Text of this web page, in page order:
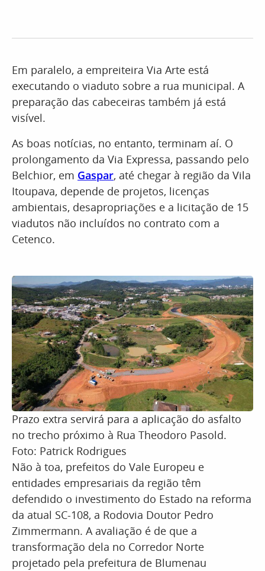
Em paralelo, a empreiteira Via Arte está
executando o viaduto sobre a rua municipal. A
preparação das cabeceiras também já está
visível.
As boas notícias, no entanto, terminam aí. O
prolongamento da Via Expressa, passando pelo
Belchior, em Gaspar, até chegar à região da Vila
Itoupava, depende de projetos, licenças
ambientais, desapropriações e a licitação de 15
viadutos não incluídos no contrato com a
Cetenco.
Prazo extra servirá para a aplicação do asfalto
no trecho próximo à Rua Theodoro Pasold.
Foto: Patrick Rodrigues
Não à toa, prefeitos do Vale Europeu e
entidades empresariais da região têm
defendido o investimento do Estado na reforma
da atual SC-108, a Rodovia Doutor Pedro
Zimmermann. A avaliação é de que a
transformação dela no Corredor Norte
projetado pela prefeitura de Blumenau